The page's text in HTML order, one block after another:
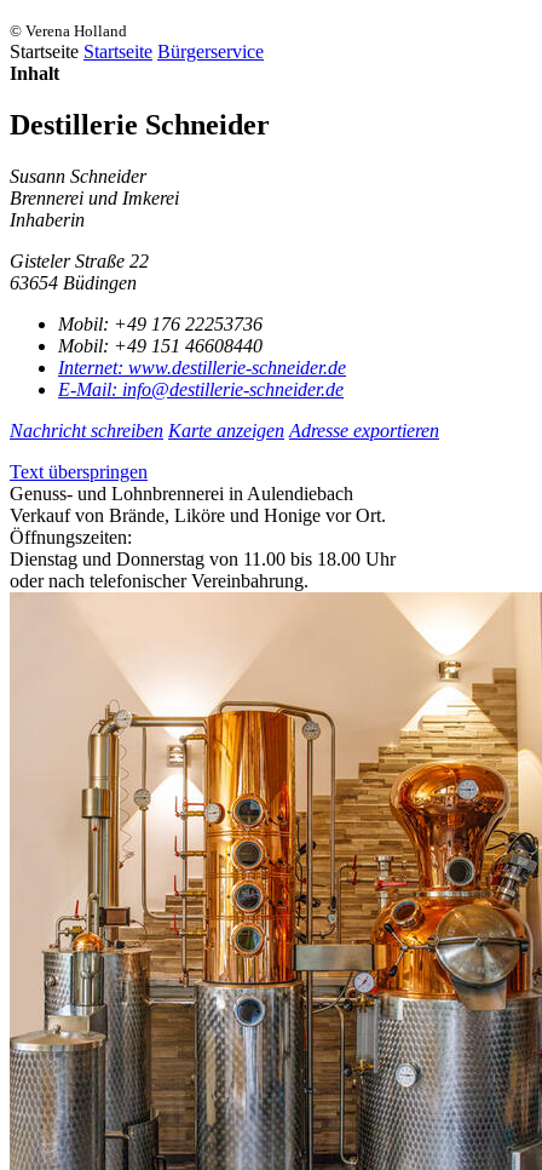
© Verena Holland
Startseite Startseite Bürgerservice
Inhalt
Destillerie Schneider
Susann Schneider
Brennerei und Imkerei
Inhaberin
Gisteler Straße 22
63654 Büdingen
Mobil: +49 176 22253736
Mobil: +49 151 46608440
Internet: www.destillerie-schneider.de
E-Mail: info@destillerie-schneider.de
Nachricht schreiben Karte anzeigen Adresse exportieren
Text überspringen
Genuss- und Lohnbrennerei in Aulendiebach
Verkauf von Brände, Liköre und Honige vor Ort.
Öffnungszeiten:
Dienstag und Donnerstag von 11.00 bis 18.00 Uhr
oder nach telefonischer Vereinbahrung.